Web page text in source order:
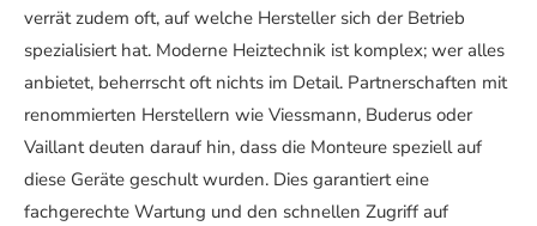
verrät zudem oft, auf welche Hersteller sich der Betrieb
spezialisiert hat. Moderne Heiztechnik ist komplex; wer alles
anbietet, beherrscht oft nichts im Detail. Partnerschaften mit
renommierten Herstellern wie Viessmann, Buderus oder
Vaillant deuten darauf hin, dass die Monteure speziell auf
diese Geräte geschult wurden. Dies garantiert eine
fachgerechte Wartung und den schnellen Zugriff auf